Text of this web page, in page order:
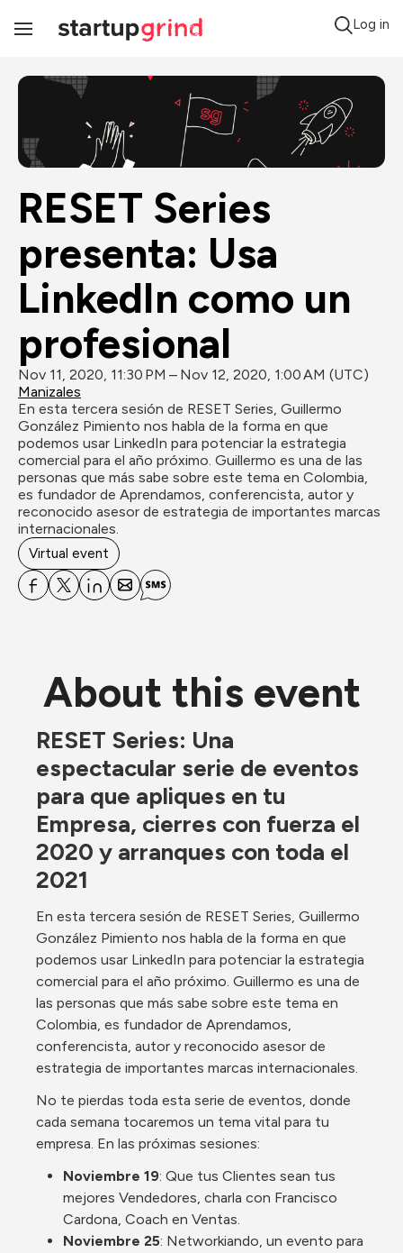
Toggle
Log in
RESET Series
presenta: Usa
LinkedIn como un
profesional
Nov 11, 2020, 11:30 PM – Nov 12, 2020, 1:00 AM (UTC)
Manizales
En esta tercera sesión de RESET Series, Guillermo
González Pimiento nos habla de la forma en que
podemos usar LinkedIn para potenciar la estrategia
comercial para el año próximo. Guillermo es una de las
personas que más sabe sobre este tema en Colombia,
es fundador de Aprendamos, conferencista, autor y
reconocido asesor de estrategia de importantes marcas
internacionales.
Virtual event
About this event
RESET Series: Una
espectacular serie de eventos
para que apliques en tu
Empresa, cierres con fuerza el
2020 y arranques con toda el
2021
En esta tercera sesión de RESET Series, Guillermo
González Pimiento nos habla de la forma en que
podemos usar LinkedIn para potenciar la estrategia
comercial para el año próximo. Guillermo es una de
las personas que más sabe sobre este tema en
Colombia, es fundador de Aprendamos,
conferencista, autor y reconocido asesor de
estrategia de importantes marcas internacionales.
No te pierdas toda esta serie de eventos, donde
cada semana tocaremos un tema vital para tu
empresa. En las próximas sesiones:
Noviembre 19: Que tus Clientes sean tus
mejores Vendedores, charla con Francisco
Cardona, Coach en Ventas.
Noviembre 25: Networkiando, un evento para